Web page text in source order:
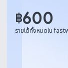
฿600
รายได้ทั้งหมดใน
แชทกั